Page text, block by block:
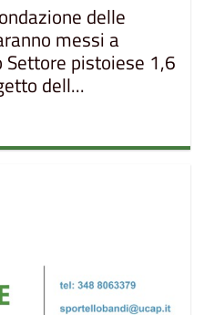
delle
messi a
Settore pistoiese 1,6
dell...